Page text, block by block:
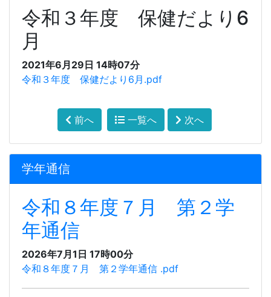
令和３年度 保健だより6
月
2021年6月29日 14時07分
令和３年度 保健だより6月.pdf
前へ 一覧へ 次へ
学年通信
令和８年度７月 第２学
年通信
2026年7月1日 17時00分
令和８年度７月 第２学年通信 .pdf